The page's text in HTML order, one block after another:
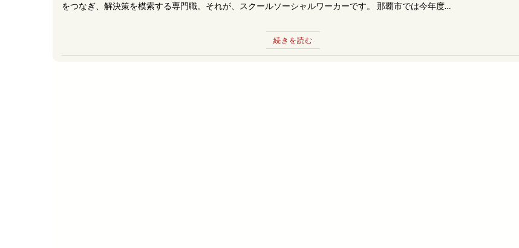
をつなぎ、解決策を模索する専門職。それが、スクールソーシャルワーカーです。 那覇市では今年度…
続きを読む